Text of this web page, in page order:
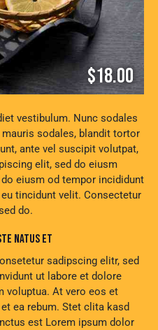
$18.00
vestibulum. Nunc sodales
sodales, blandit tortor
ante vel suscipit volutpat,
elit, sed do eiusm
eiusm od tempor incididunt
tincidunt velit. Consectetur
do.
NATUS ET
sadipscing elitr, sed
ut labore et dolore
voluptua. At vero eos et
ea rebum. Stet clita kasd
est Lorem ipsum dolor